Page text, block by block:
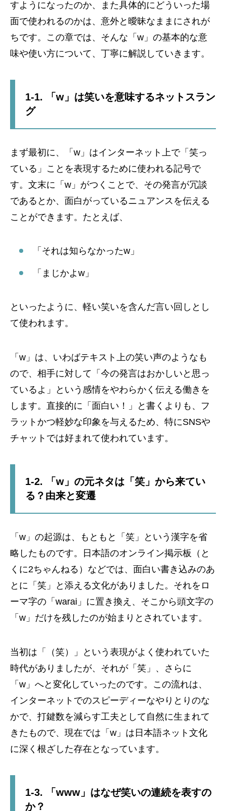
すようになったのか、また具体的にどういった場
面で使われるのかは、意外と曖昧なままにされが
ちです。この章では、そんな「w」の基本的な意
味や使い方について、丁寧に解説していきます。
1-1. 「w」は笑いを意味するネットスラン
グ
まず最初に、「w」はインターネット上で「笑っ
ている」ことを表現するために使われる記号で
す。文末に「w」がつくことで、その発言が冗談
であるとか、面白がっているニュアンスを伝える
ことができます。たとえば、
「それは知らなかったw」
「まじかよw」
といったように、軽い笑いを含んだ言い回しとし
て使われます。
「w」は、いわばテキスト上の笑い声のようなも
ので、相手に対して「今の発言はおかしいと思っ
ているよ」という感情をやわらかく伝える働きを
します。直接的に「面白い！」と書くよりも、フ
ラットかつ軽妙な印象を与えるため、特にSNSや
チャットでは好まれて使われています。
1-2. 「w」の元ネタは「笑」から来てい
る？由来と変遷
「w」の起源は、もともと「笑」という漢字を省
略したものです。日本語のオンライン掲示板（と
くに2ちゃんねる）などでは、面白い書き込みのあ
とに「笑」と添える文化がありました。それをロ
ーマ字の「warai」に置き換え、そこから頭文字の
「w」だけを残したのが始まりとされています。
当初は「（笑）」という表現がよく使われていた
時代がありましたが、それが「笑」、さらに
「w」へと変化していったのです。この流れは、
インターネットでのスピーディーなやりとりのな
かで、打鍵数を減らす工夫として自然に生まれて
きたもので、現在では「w」は日本語ネット文化
に深く根ざした存在となっています。
1-3. 「www」はなぜ笑いの連続を表すの
か？